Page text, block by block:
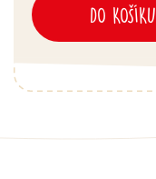
DO KOŠÍKU